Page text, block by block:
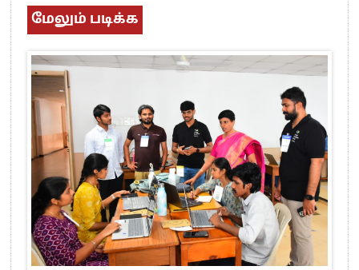
மேலும் படிக்க